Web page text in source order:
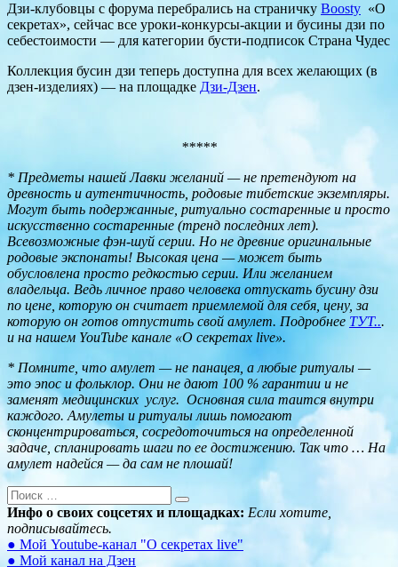
Дзи-клубовцы с форума перебрались на страничку Boosty «О
секретах», сейчас все уроки-конкурсы-акции и бусины дзи по
себестоимости — для категории бусти-подписок Страна Чудес
Коллекция бусин дзи теперь доступна для всех желающих (в
дзен-изделиях) — на площадке Дзи-Дзен.
*****
* Предметы нашей Лавки желаний — не претендуют на
древность и аутентичность, родовые тибетские экземпляры.
Могут быть подержанные, ритуально состаренные и просто
искусственно состаренные (тренд последних лет).
Всевозможные фэн-шуй серии. Но не древние оригинальные
родовые экспонаты! Высокая цена — может быть
обусловлена просто редкостью серии. Или желанием
владельца. Ведь личное право человека отпускать бусину дзи
по цене, которую он считает приемлемой для себя, цену, за
которую он готов отпустить свой амулет. Подробнее ТУТ...
и на нашем YouTube канале «О секретах live».
* Помните, что амулет — не панацея, а любые ритуалы —
это эпос и фольклор. Они не дают 100 % гарантии и не
заменят медицинских услуг. Основная сила таится внутри
каждого. Амулеты и ритуалы лишь помогают
сконцентрироваться, сосредоточиться на определенной
задаче, спланировать шаги по ее достижению. Так что … На
амулет надейся — да сам не плошай!
Инфо о своих соцсетях и площадках: Если хотите,
подписывайтесь.
● Мой Youtube-канал "О секретах live"
● Мой канал на Дзен